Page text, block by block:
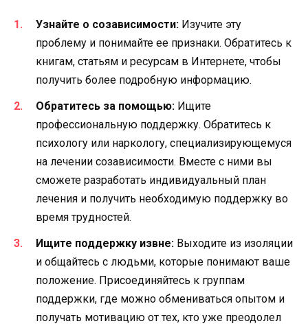
Узнайте о созависимости: Изучите эту
проблему и понимайте ее признаки. Обратитесь к
книгам, статьям и ресурсам в Интернете, чтобы
получить более подробную информацию.
Обратитесь за помощью: Ищите
профессиональную поддержку. Обратитесь к
психологу или наркологу, специализирующемуся
на лечении созависимости. Вместе с ними вы
сможете разработать индивидуальный план
лечения и получить необходимую поддержку во
время трудностей.
Ищите поддержку извне: Выходите из изоляции
и общайтесь с людьми, которые понимают ваше
положение. Присоединяйтесь к группам
поддержки, где можно обмениваться опытом и
получать мотивацию от тех, кто уже преодолел